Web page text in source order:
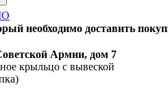
необходимо доставить
Армии, дом 7
крыльцо с вывеской